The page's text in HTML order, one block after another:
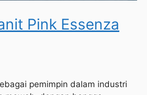
Pink Essenza
pemimpin dalam industri